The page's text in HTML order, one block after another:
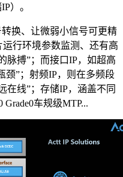
）。
换、让微弱小信号可更精
行环境参数监测、还有高
脉搏”；而接口IP，如超高
颈”；射频IP，则在多频段
在线”；存储IP，涵盖不同
车规级MTP...